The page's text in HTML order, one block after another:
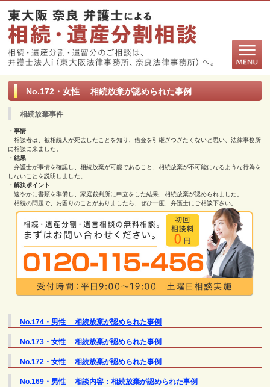
No.172・女性 相続放棄が認められた事例
相続放棄事件
・事情
相談者は、被相続人が死去したことを知り、借金を引継ぎつぎたくないと思い、法律事務所
に相談に来ました。
・結果
弁護士が事情を確認し、相続放棄が可能であること、相続放棄が不可能になるような行為を
しないことを説明しました。
・解決ポイント
速やかに書類を準備し、家庭裁判所に申立をした結果、相続放棄が認められました。
相続の問題で、お困りのことがありましたら、ぜひ一度、弁護士にご相談下さい。
No.174・男性 相続放棄が認められた事例
No.173・女性 相続放棄が認められた事例
No.172・女性 相続放棄が認められた事例
No.169・男性 相談内容：相続放棄が認められた事例